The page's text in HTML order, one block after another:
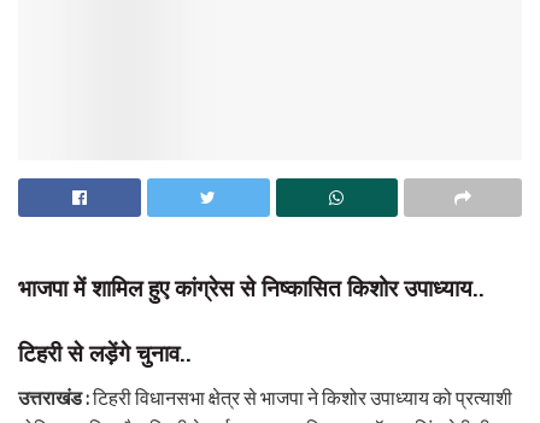
भाजपा में शामिल हुए कांग्रेस से निष्कासित किशोर उपाध्याय..
टिहरी से लड़ेंगे चुनाव..
उत्तराखंड :टिहरी विधानसभा क्षेत्र से भाजपा ने किशोर उपाध्याय को प्रत्याशी